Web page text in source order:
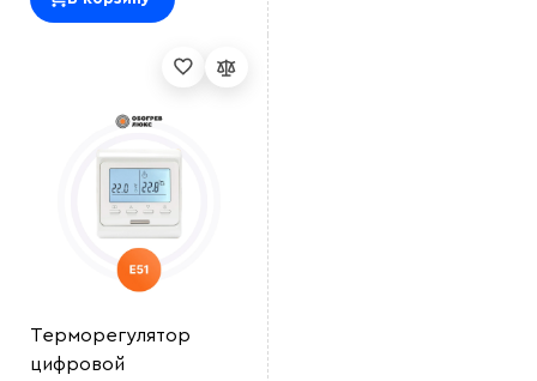
Терморегулятор
цифровой